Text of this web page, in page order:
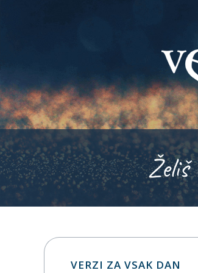
Želiš
VERZI ZA VSAK DAN